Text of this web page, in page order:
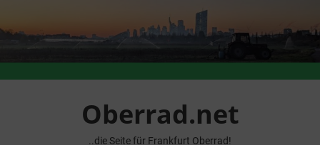
Inhalt
springen
Oberrad.net
..die Seite für Frankfurt Oberrad!